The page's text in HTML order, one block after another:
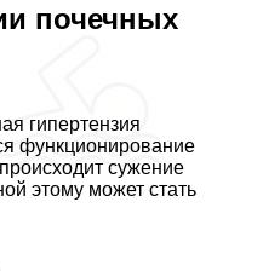
почечных
гипертензия
функционирование
сужение
этому может стать